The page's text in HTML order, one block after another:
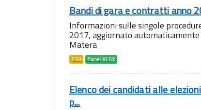
Bandi di gara e contratti anno
Informazioni sulle singole
2017, aggiornato
Matera
CSV Excel XLSX
Elenco dei candidati alle
p...